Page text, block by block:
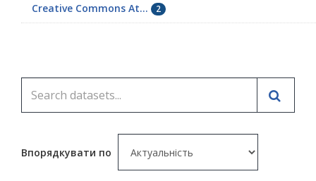
Creative Commons At... 2
Впорядкувати по